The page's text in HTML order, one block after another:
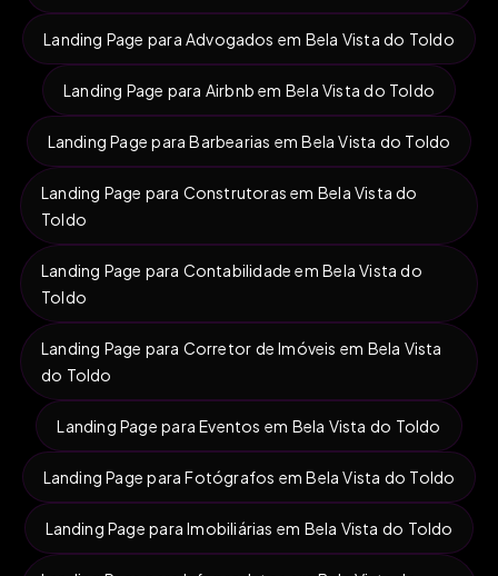
Landing Page para Advogados em Bela Vista do Toldo
Landing Page para Airbnb em Bela Vista do Toldo
Landing Page para Barbearias em Bela Vista do Toldo
Landing Page para Construtoras em Bela Vista do
Toldo
Landing Page para Contabilidade em Bela Vista do
Toldo
Landing Page para Corretor de Imóveis em Bela Vista
do Toldo
Landing Page para Eventos em Bela Vista do Toldo
Landing Page para Fotógrafos em Bela Vista do Toldo
Landing Page para Imobiliárias em Bela Vista do Toldo